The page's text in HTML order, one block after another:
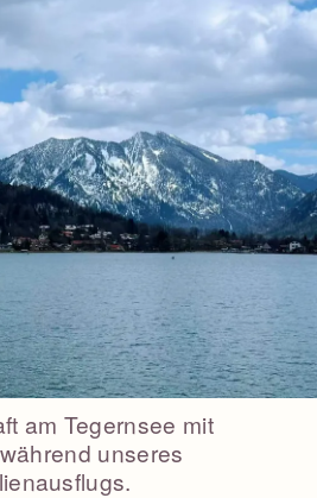
am Tegernsee mit
unseres